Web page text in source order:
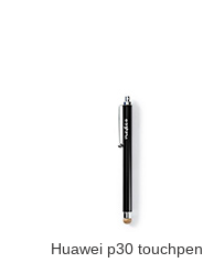
Huawei p30 touchpen